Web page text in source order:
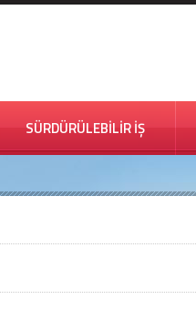
SÜRDÜRÜLEBİLİR İŞ